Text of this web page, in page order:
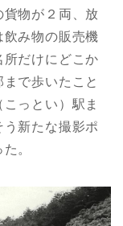
物が２両、放
み物の販売機
だけにどこか
で歩いたこと
っとい）駅ま
新たな撮影ポ
。